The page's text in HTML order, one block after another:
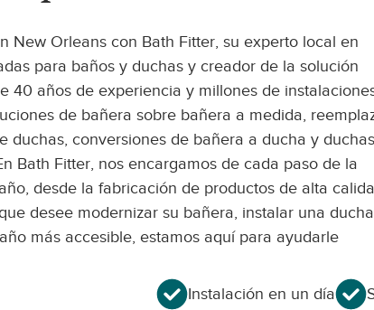
New Orleans con Bath Fitter, su experto local en
para baños y duchas y creador de la solución
40 años de experiencia y millones de
de bañera sobre bañera a medida,
duchas, conversiones de bañera a ducha y duchas
Bath Fitter, nos encargamos de cada paso de la
desde la fabricación de productos de alta
desee modernizar su bañera, instalar una ducha
más accesible, estamos aquí para ayudarle
Instalación en un día